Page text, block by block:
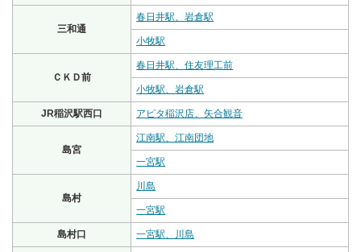
三和通
春日井駅、岩倉駅
小牧駅
ＣＫＤ前
春日井駅、住友理工前
小牧駅、岩倉駅
JR稲沢駅西口 アピタ稲沢店、矢合観音
島宮
江南駅、江南団地
一宮駅
島村
川島
一宮駅
島村口 一宮駅、川島